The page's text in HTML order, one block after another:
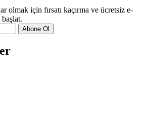
olmak için fırsatı kaçırma ve ücretsiz e-
Abone Ol